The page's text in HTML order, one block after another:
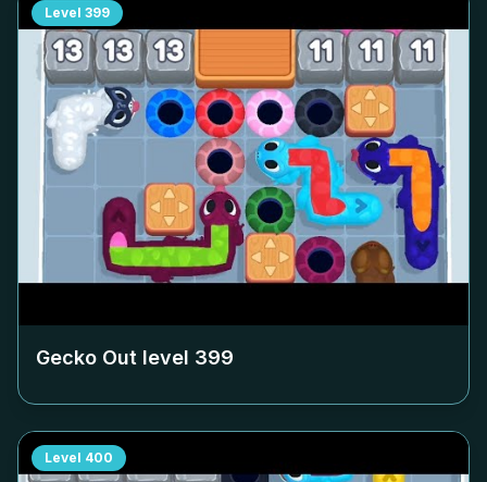
Level 399
Gecko Out level 399
Level 400